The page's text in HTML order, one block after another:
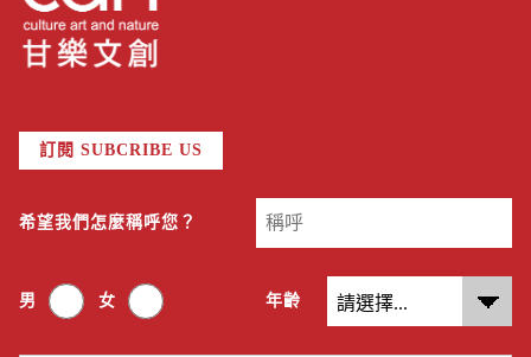
訂閱 SUBCRIBE US
希望我們怎麼稱呼您？
男 女 年齡